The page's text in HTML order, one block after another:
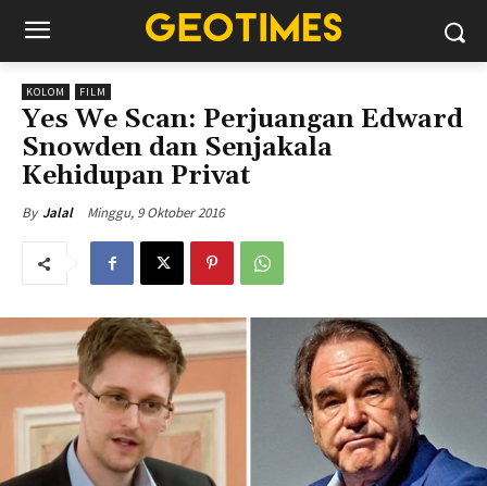
KOLOM FILM
Yes We Scan: Perjuangan Edward
Snowden dan Senjakala
Kehidupan Privat
By Jalal Minggu, 9 Oktober 2016